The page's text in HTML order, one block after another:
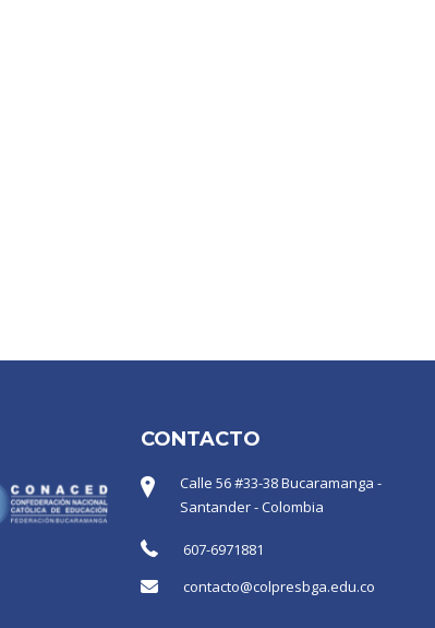
CONTACTO
Calle 56 #33-38 Bucaramanga -
Santander - Colombia
607-6971881
contacto@colpresbga.edu.co